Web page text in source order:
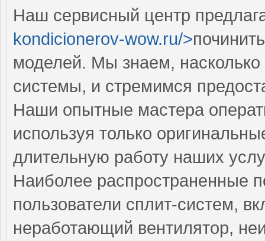
Наш сервисный центр
kondicionerov-wow.ru/>
моделей. Мы знаем,
системы, и стремимся
Наши опытные мастера
используя только
длительную работу наших
Наиболее распространенные
пользователи сплит-систем,
неработающий вентилятор,